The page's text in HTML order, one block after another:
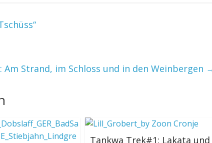
Strand, im Schloss und in den Weinbergen
Tankwa Trek#1: Lakata und